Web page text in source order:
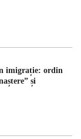
imigrație: ordin
și